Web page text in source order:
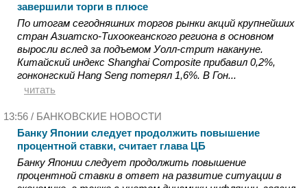
завершили торги в плюсе
По итогам сегодняшних торгов рынки акций крупнейших
стран Азиатско-Тихоокеанского региона в основном
выросли вслед за подъемом Уолл-стрит накануне.
Китайский индекс Shanghai Composite прибавил 0,2%,
гонконгский Hang Seng потерял 1,6%. В Гон...
читать
13:56 / БАНКОВСКИЕ НОВОСТИ
Банку Японии следует продолжить повышение
процентной ставки, считает глава ЦБ
Банку Японии следует продолжить повышение
процентной ставки в ответ на развитие ситуации в